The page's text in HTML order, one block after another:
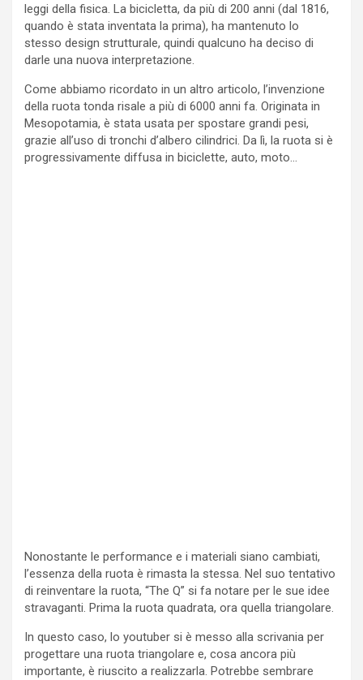
leggi della fisica. La bicicletta, da più di 200 anni (dal 1816,
quando è stata inventata la prima), ha mantenuto lo
stesso design strutturale, quindi qualcuno ha deciso di
darle una nuova interpretazione.
Come abbiamo ricordato in un altro articolo, l’invenzione
della ruota tonda risale a più di 6000 anni fa. Originata in
Mesopotamia, è stata usata per spostare grandi pesi,
grazie all’uso di tronchi d’albero cilindrici. Da lì, la ruota si è
progressivamente diffusa in biciclette, auto, moto…
Nonostante le performance e i materiali siano cambiati,
l’essenza della ruota è rimasta la stessa. Nel suo tentativo
di reinventare la ruota, “The Q” si fa notare per le sue idee
stravaganti. Prima la ruota quadrata, ora quella triangolare.
In questo caso, lo youtuber si è messo alla scrivania per
progettare una ruota triangolare e, cosa ancora più
importante, è riuscito a realizzarla. Potrebbe sembrare